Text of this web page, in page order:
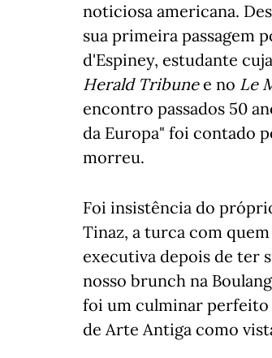
noticiosa americana.
sua primeira passagem
d'Espiney, estudante
Herald Tribunee no Le
encontro passados 50
da Europa" foi contado
morreu.
Foi insistência do
Tinaz, a turca com
executiva depois de ter
nosso brunch na
foi um culminar perfeito
de Arte Antiga como